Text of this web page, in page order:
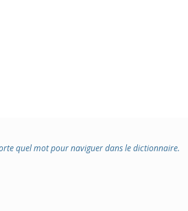
quel mot pour naviguer dans le dictionnaire.